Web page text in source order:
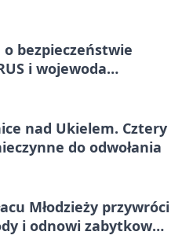
o bezpieczeństwie
i wojewoda
nad Ukielem. Cztery
do odwołania
Młodzieży przywróci
i odnowi zabytkowy